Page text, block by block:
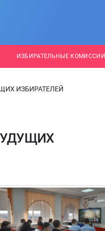
ИЗБИРАТЕЛЬНЫЕ КОМИССИИ
ИЗБИРАТЕЛЕЙ